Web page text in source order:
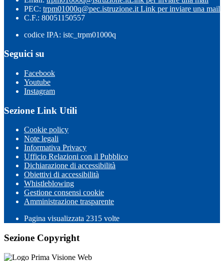
PEC: trpm01000q@pec.istruzione.it Link per inviare una mail
C.F.: 80051150557
codice IPA: istc_trpm01000q
Seguici su
Facebook
Youtube
Instagram
Sezione Link Utili
Cookie policy
Note legali
Informativa Privacy
Ufficio Relazioni con il Pubblico
Dichiarazione di accessibilità
Obiettivi di accessibilità
Whistleblowing
Gestione consensi cookie
Amministrazione trasparente
Pagina visualizzata 2315 volte
Sezione Copyright